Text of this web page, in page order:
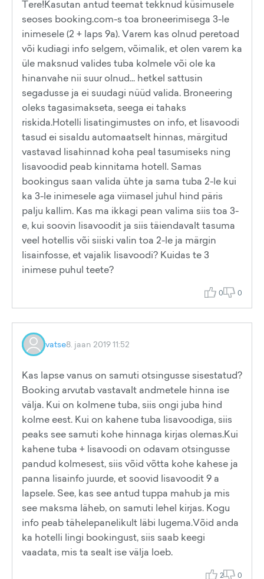
Tere!Kasutan antud teemat tekknud küsimusele
seoses booking.com-s toa broneerimisega 3-le
inimesele (2 + laps 9a). Varem kas olnud peretoad
või kudiagi info selgem, võimalik, et olen varem ka
üle maksnud valides tuba kolmele või ole ka
hinanvahe nii suur olnud... hetkel sattusin
segadusse ja ei suudagi nüüd valida. Broneering
oleks tagasimakseta, seega ei tahaks
riskida.Hotelli lisatingimustes on info, et lisavoodi
tasud ei sisaldu automaatselt hinnas, märgitud
vastavad lisahinnad koha peal tasumiseks ning
lisavoodid peab kinnitama hotell. Samas
bookingus saan valida ühte ja sama tuba 2-le kui
ka 3-le inimesele aga viimasel juhul hind päris
palju kallim. Kas ma ikkagi pean valima siis toa 3-
e, kui soovin lisavoodit ja siis täiendavalt tasuma
veel hotellis või siiski valin toa 2-le ja märgin
lisainfosse, et vajalik lisavoodi? Kuidas te 3
inimese puhul teete?
0 0
vatse8. jaan 2019 11:52
Kas lapse vanus on samuti otsingusse sisestatud?
Booking arvutab vastavalt andmetele hinna ise
välja. Kui on kolmene tuba, siis ongi juba hind
kolme eest. Kui on kahene tuba lisavoodiga, siis
peaks see samuti kohe hinnaga kirjas olemas.Kui
kahene tuba + lisavoodi on odavam otsingusse
pandud kolmesest, siis võid võtta kohe kahese ja
panna lisainfo juurde, et soovid lisavoodit 9 a
lapsele. See, kas see antud tuppa mahub ja mis
see maksma läheb, on samuti lehel kirjas. Kogu
info peab tähelepanelikult läbi lugema.Võid anda
ka hotelli lingi bookingust, siis saab keegi
vaadata, mis ta sealt ise välja loeb.
2 0